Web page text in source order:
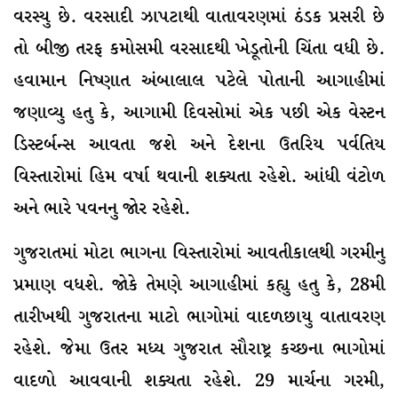
વરસ્યુ છે. વરસાદી ઝાપટાથી વાતાવરણમાં ઠંડક પ્રસરી છે
તો બીજી તરફ કમોસમી વરસાદથી ખેડૂતોની ચિંતા વધી છે.
હવામાન નિષ્ણાત અંબાલાલ પટેલે પોતાની આગાહીમાં
જણાવ્યુ હતુ કે, આગામી દિવસોમાં એક પછી એક વેસ્ટન
ડિસ્ટર્બન્સ આવતા જશે અને દેશના ઉતરિય પર્વતિય
વિસ્તારોમાં હિમ વર્ષા થવાની શક્યતા રહેશે. આંધી વંટોળ
અને ભારે પવનનુ જોર રહેશે.
ગુજરાતમાં મોટા ભાગના વિસ્તારોમાં આવતીકાલથી ગરમીનુ
પ્રમાણ વધશે. જોકે તેમણે આગાહીમાં કહ્યુ હતુ કે, 28મી
તારીખથી ગુજરાતના માટો ભાગોમાં વાદળછાયુ વાતાવરણ
રહેશે. જેમા ઉતર મધ્ય ગુજરાત સૌરાષ્ટ્ર કચ્છના ભાગોમાં
વાદળો આવવાની શક્યતા રહેશે. 29 માર્ચના ગરમી,